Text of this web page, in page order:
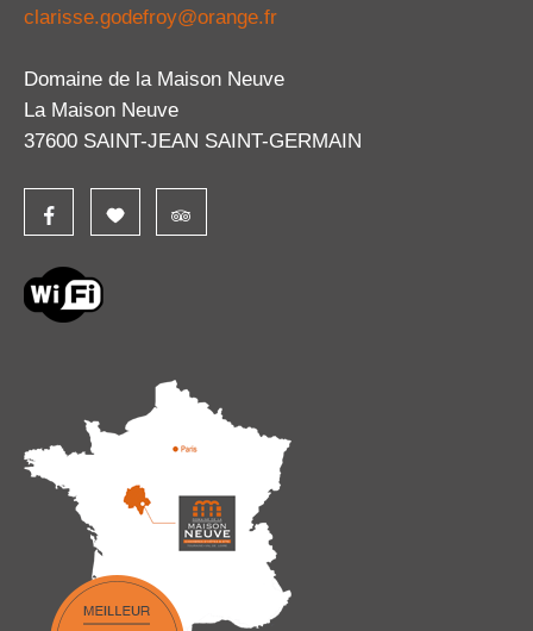
clarisse.godefroy@orange.fr
Domaine de la Maison Neuve
La Maison Neuve
37600 SAINT-JEAN SAINT-GERMAIN